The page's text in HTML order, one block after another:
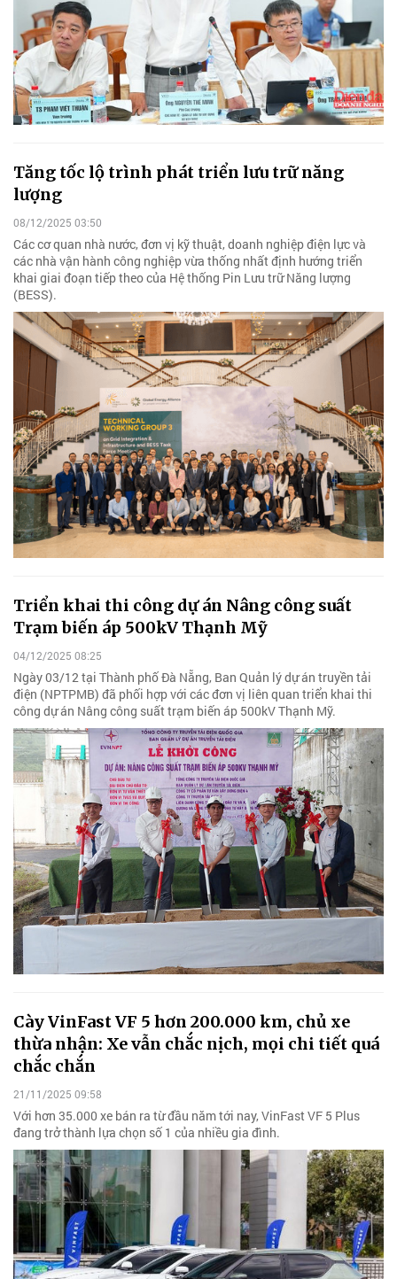
Tăng tốc lộ trình phát triển lưu trữ năng
lượng
08/12/2025 03:50
Các cơ quan nhà nước, đơn vị kỹ thuật, doanh nghiệp điện lực và
các nhà vận hành công nghiệp vừa thống nhất định hướng triển
khai giai đoạn tiếp theo của Hệ thống Pin Lưu trữ Năng lượng
(BESS).
Triển khai thi công dự án Nâng công suất
Trạm biến áp 500kV Thạnh Mỹ
04/12/2025 08:25
Ngày 03/12 tại Thành phố Đà Nẵng, Ban Quản lý dự án truyền tải
điện (NPTPMB) đã phối hợp với các đơn vị liên quan triển khai thi
công dự án Nâng công suất trạm biến áp 500kV Thạnh Mỹ.
Cày VinFast VF 5 hơn 200.000 km, chủ xe
thừa nhận: Xe vẫn chắc nịch, mọi chi tiết quá
chắc chắn
21/11/2025 09:58
Với hơn 35.000 xe bán ra từ đầu năm tới nay, VinFast VF 5 Plus
đang trở thành lựa chọn số 1 của nhiều gia đình.